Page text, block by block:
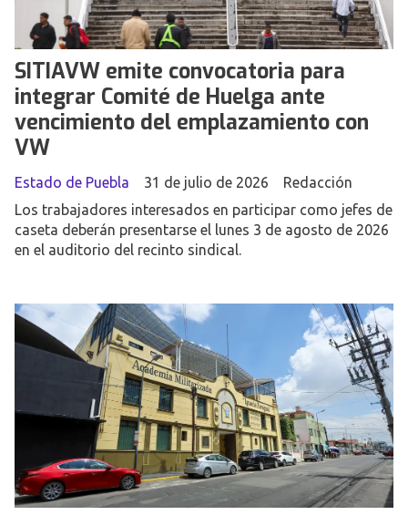
SITIAVW emite convocatoria para
integrar Comité de Huelga ante
vencimiento del emplazamiento con
VW
Redacción
Estado de Puebla
31 de julio de 2026
Los trabajadores interesados en participar como jefes de
caseta deberán presentarse el lunes 3 de agosto de 2026
en el auditorio del recinto sindical.